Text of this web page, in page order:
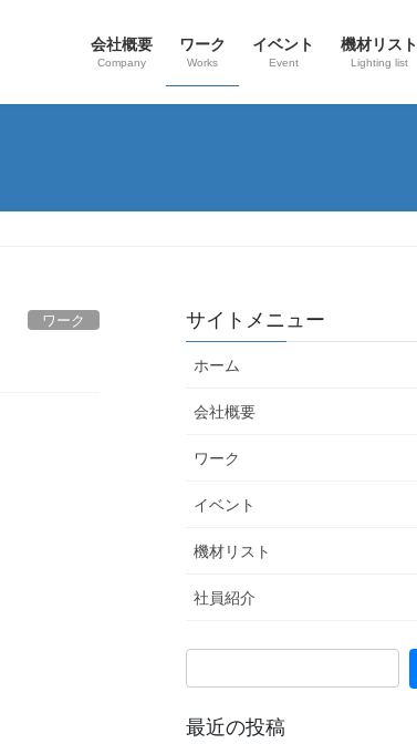
会社概要
Company
ワーク
Works
イベント
Event
機材リスト
Lighting list
ワーク サイトメニュー
ホーム
会社概要
ワーク
イベント
機材リスト
社員紹介
最近の投稿